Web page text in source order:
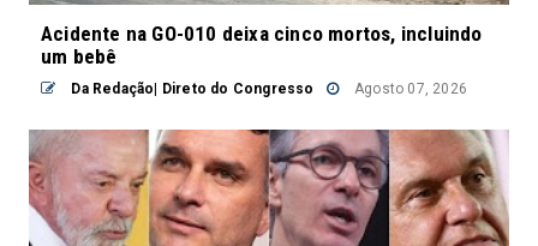
Acidente na GO-010 deixa cinco mortos, incluindo
um bebê
Da Redação| Direto do Congresso Agosto 07, 2026